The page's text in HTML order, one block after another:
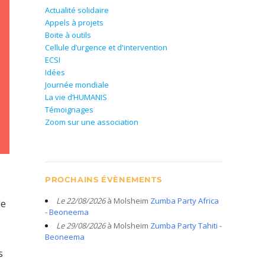
Actualité solidaire
Appels à projets
Boite à outils
Cellule d’urgence et d'intervention
ECSI
Idées
Journée mondiale
La vie d’HUMANIS
Témoignages
Zoom sur une association
PROCHAINS ÉVÈNEMENTS
Le 22/08/2026à Molsheim Zumba Party Africa
- Beoneema
Le 29/08/2026à Molsheim Zumba Party Tahiti -
Beoneema